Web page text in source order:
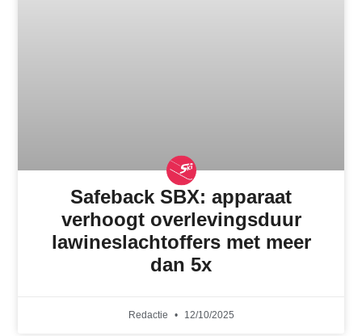
Safeback SBX: apparaat
verhoogt overlevingsduur
lawineslachtoffers met meer
dan 5x
Redactie 12/10/2025